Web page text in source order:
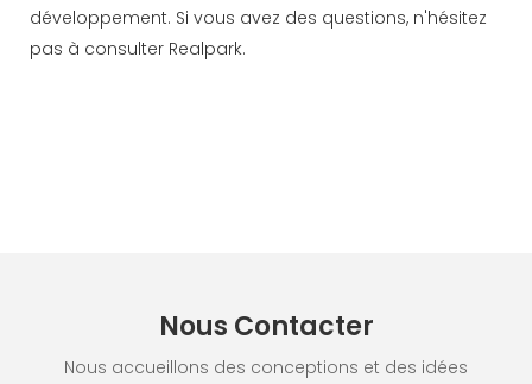
développement. Si vous avez des questions, n'hésitez
pas à consulter Realpark.
Nous Contacter
Nous accueillons des conceptions et des idées